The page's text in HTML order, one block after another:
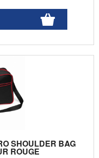
SHOULDER BAG
ROUGE